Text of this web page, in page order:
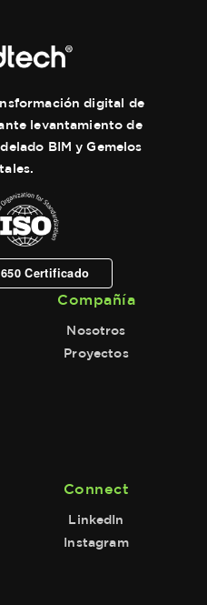
digital de
levantamiento de
BIM y Gemelos
Certificado
Compañía
Nosotros
Proyectos
Connect
LinkedIn
Instagram